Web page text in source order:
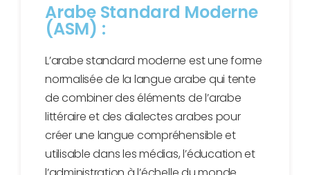
Arabe Standard Moderne
(ASM) :
L’arabe standard moderne est une forme
normalisée de la langue arabe qui tente
de combiner des éléments de l’arabe
littéraire et des dialectes arabes pour
créer une langue compréhensible et
utilisable dans les médias, l’éducation et